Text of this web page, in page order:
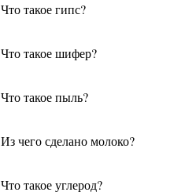
Что такое гипс?
Что такое шифер?
Что такое пыль?
Из чего сделано молоко?
Что такое углерод?